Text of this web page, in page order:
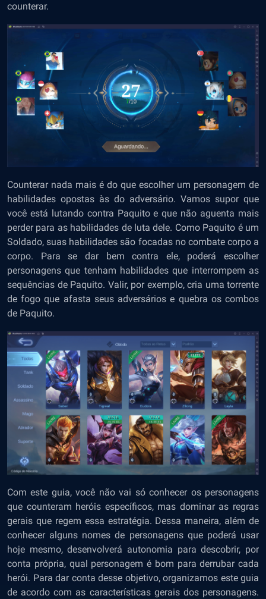
counterar.
Counterar nada mais é do que escolher um personagem de
habilidades opostas às do adversário. Vamos supor que
você está lutando contra Paquito e que não aguenta mais
perder para as habilidades de luta dele. Como Paquito é um
Soldado, suas habilidades são focadas no combate corpo a
corpo. Para se dar bem contra ele, poderá escolher
personagens que tenham habilidades que interrompem as
sequências de Paquito. Valir, por exemplo, cria uma torrente
de fogo que afasta seus adversários e quebra os combos
de Paquito.
Com este guia, você não vai só conhecer os personagens
que counteram heróis específicos, mas dominar as regras
gerais que regem essa estratégia. Dessa maneira, além de
conhecer alguns nomes de personagens que poderá usar
hoje mesmo, desenvolverá autonomia para descobrir, por
conta própria, qual personagem é bom para derrubar cada
herói. Para dar conta desse objetivo, organizamos este guia
de acordo com as características gerais dos personagens.